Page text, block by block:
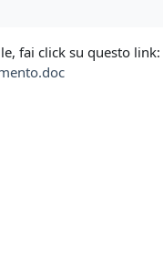
fai click su questo link: